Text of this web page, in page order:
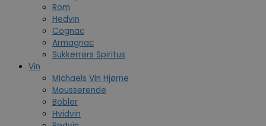
Rom
Hedvin
Cognac
Armagnac
Sukkerrørs Spiritus
Vin
Michaels Vin Hjørne
Mousserende
Bobler
Hvidvin